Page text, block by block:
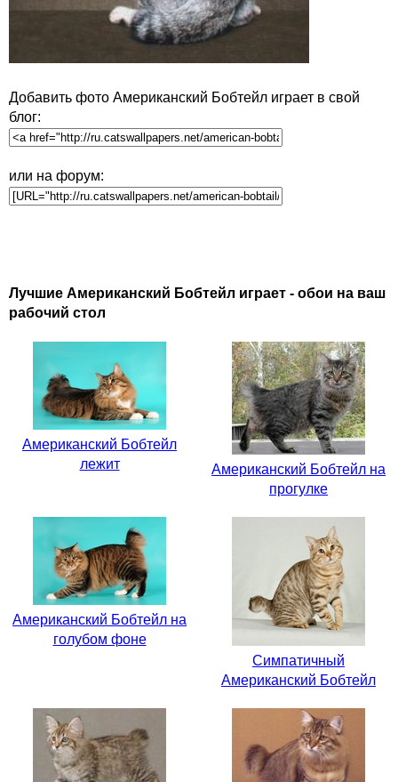
Добавить фото Американский Бобтейл играет в свой
блог:
или на форум:
Лучшие Американский Бобтейл играет - обои на ваш
рабочий стол
Американский Бобтейл
лежит
Американский Бобтейл на
прогулке
Американский Бобтейл на
голубом фоне
Симпатичный
Американский Бобтейл